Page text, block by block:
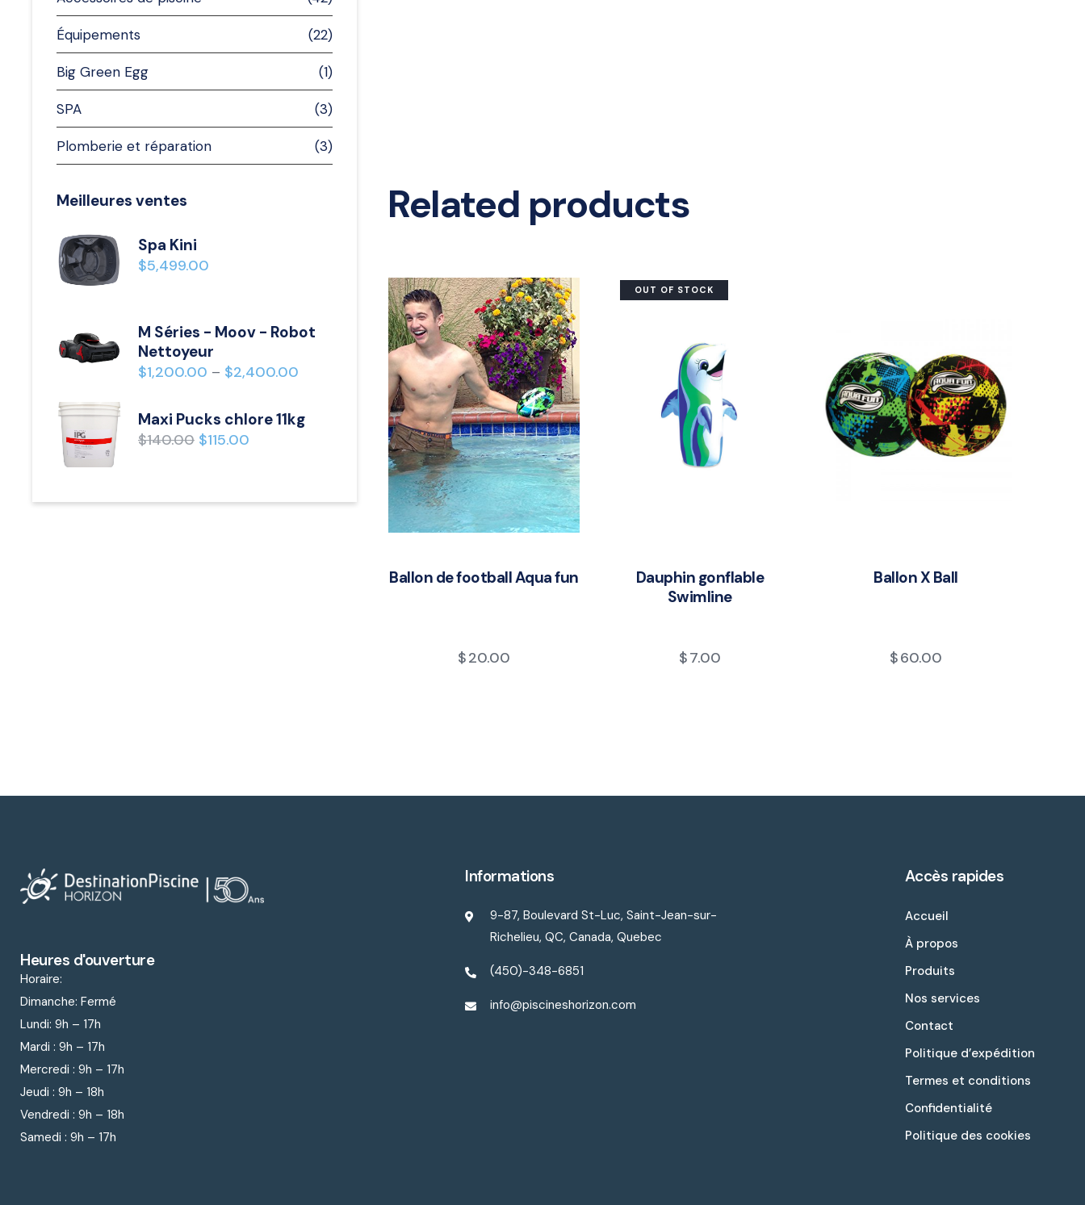
Related products
Ballon de football Aqua fun
$20.00
OUT OF STOCK
Dauphin gonflable
Swimline
$7.00
Ballon X Ball
$60.00
Équipements (22)
Big Green Egg (1)
SPA (3)
Plomberie et réparation (3)
Meilleures ventes
Spa Kini
$5,499.00
M Séries - Moov - Robot
Nettoyeur
$1,200.00 – $2,400.00
Maxi Pucks chlore 11kg
$140.00 $115.00
Heures d'ouverture
Horaire:
Dimanche: Fermé
Lundi: 9h – 17h
Mardi : 9h – 17h
Mercredi : 9h – 17h
Jeudi : 9h – 18h
Vendredi : 9h – 18h
Samedi : 9h – 17h
Informations
9-87, Boulevard St-Luc, Saint-Jean-sur-
Richelieu, QC, Canada, Quebec
(450)-348-6851
info@piscineshorizon.com
Accès rapides
Accueil
À propos
Produits
Nos services
Contact
Politique d’expédition
Termes et conditions
Confidentialité
Politique des cookies